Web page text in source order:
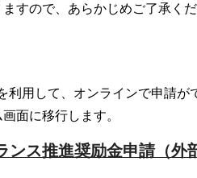
すので、あらかじめご了承くだ
用して、オンラインで申請が
面に移行します。
ス推進奨励金申請（外